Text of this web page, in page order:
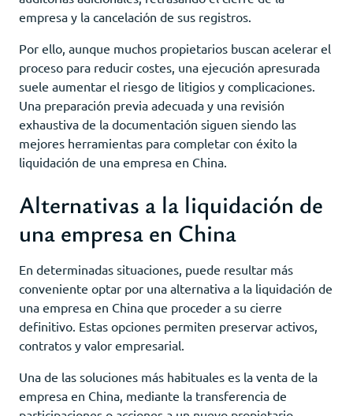
empresa y la cancelación de sus registros.
Por ello, aunque muchos propietarios buscan acelerar el
proceso para reducir costes, una ejecución apresurada
suele aumentar el riesgo de litigios y complicaciones.
Una preparación previa adecuada y una revisión
exhaustiva de la documentación siguen siendo las
mejores herramientas para completar con éxito la
liquidación de una empresa en China.
Alternativas a la liquidación de
una empresa en China
En determinadas situaciones, puede resultar más
conveniente optar por una alternativa a la liquidación de
una empresa en China que proceder a su cierre
definitivo. Estas opciones permiten preservar activos,
contratos y valor empresarial.
Una de las soluciones más habituales es la venta de la
empresa en China, mediante la transferencia de